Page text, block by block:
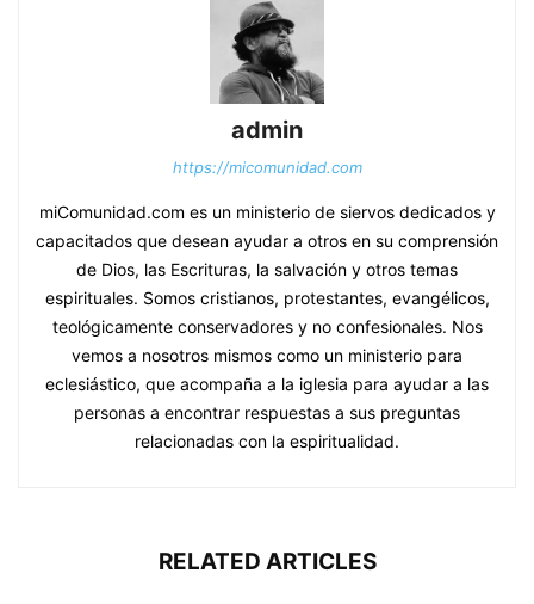
admin
https://micomunidad.com
miComunidad.com es un ministerio de siervos dedicados y
capacitados que desean ayudar a otros en su comprensión
de Dios, las Escrituras, la salvación y otros temas
espirituales. Somos cristianos, protestantes, evangélicos,
teológicamente conservadores y no confesionales. Nos
vemos a nosotros mismos como un ministerio para
eclesiástico, que acompaña a la iglesia para ayudar a las
personas a encontrar respuestas a sus preguntas
relacionadas con la espiritualidad.
RELATED ARTICLES